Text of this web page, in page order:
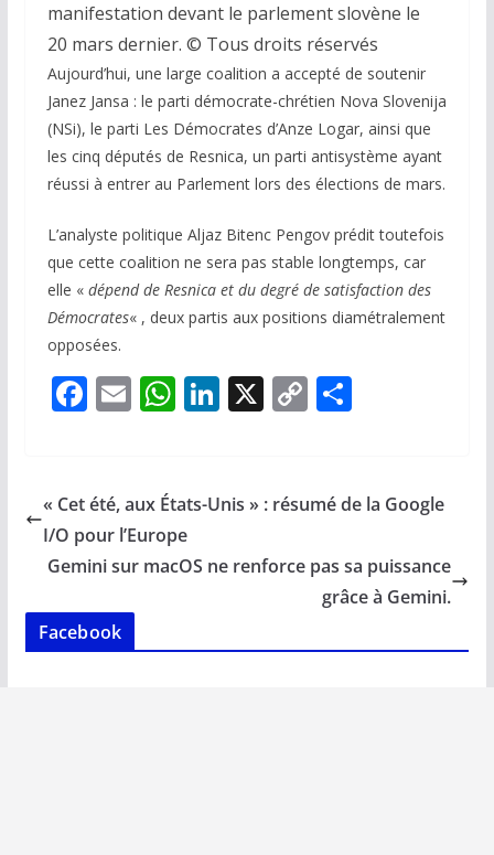
manifestation devant le parlement slovène le
20 mars dernier. © Tous droits réservés
Aujourd’hui, une large coalition a accepté de soutenir
Janez Jansa : le parti démocrate-chrétien Nova Slovenija
(NSi), le parti Les Démocrates d’Anze Logar, ainsi que
les cinq députés de Resnica, un parti antisystème ayant
réussi à entrer au Parlement lors des élections de mars.
L’analyste politique Aljaz Bitenc Pengov prédit toutefois
que cette coalition ne sera pas stable longtemps, car
elle « dépend de Resnica et du degré de satisfaction des
Démocrates« , deux partis aux positions diamétralement
opposées.
F
b
o
o
k
E
l
W
s
A
p
Li
e
n
X C
y
n
k
P
g
« Cet été, aux États-Unis » : résumé de la Google
I/O pour l’Europe
Gemini sur macOS ne renforce pas sa puissance
grâce à Gemini.
Facebook